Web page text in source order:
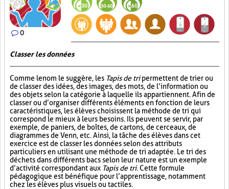
0
Classer les données
Comme le nom le suggère, les Tapis de tripermettent de trier ou
de classer des idées, des images, des mots, de l’information ou
des objets selon la catégorie à laquelle ils appartiennent. Afin de
classer ou d’organiser différents éléments en fonction de leurs
caractéristiques, les élèves choisissent la méthode de tri qui
correspond le mieux à leurs besoins. Ils peuvent se servir, par
exemple, de paniers, de boîtes, de cartons, de cerceaux, de
diagrammes de Venn, etc. Ainsi, la tâche des élèves dans cet
exercice est de classer les données selon des attributs
particuliers en utilisant une méthode de tri adaptée. Le tri des
déchets dans différents bacs selon leur nature est un exemple
d’activité correspondant aux Tapis de tri. Cette formule
pédagogique est bénéfique pour l’apprentissage, notamment
chez les élèves plus visuels ou tactiles.